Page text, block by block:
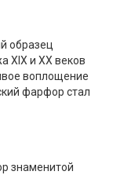
образец
XIX и XX веков
воплощение
фарфор стал
знаменитой